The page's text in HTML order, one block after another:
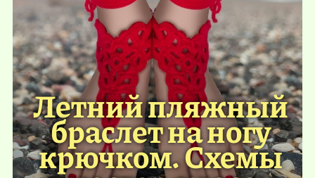
Летний пляжный
браслет на ногу
крючком. Схемы